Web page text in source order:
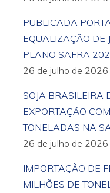
PUBLICADA
EQUALIZAÇÃO DE
PLANO SAFRA
26 de julho de 2026
SOJA BRASILEIRA
EXPORTAÇÃO
TONELADAS NA
26 de julho de 2026
IMPORTAÇÃO DE
MILHÕES DE